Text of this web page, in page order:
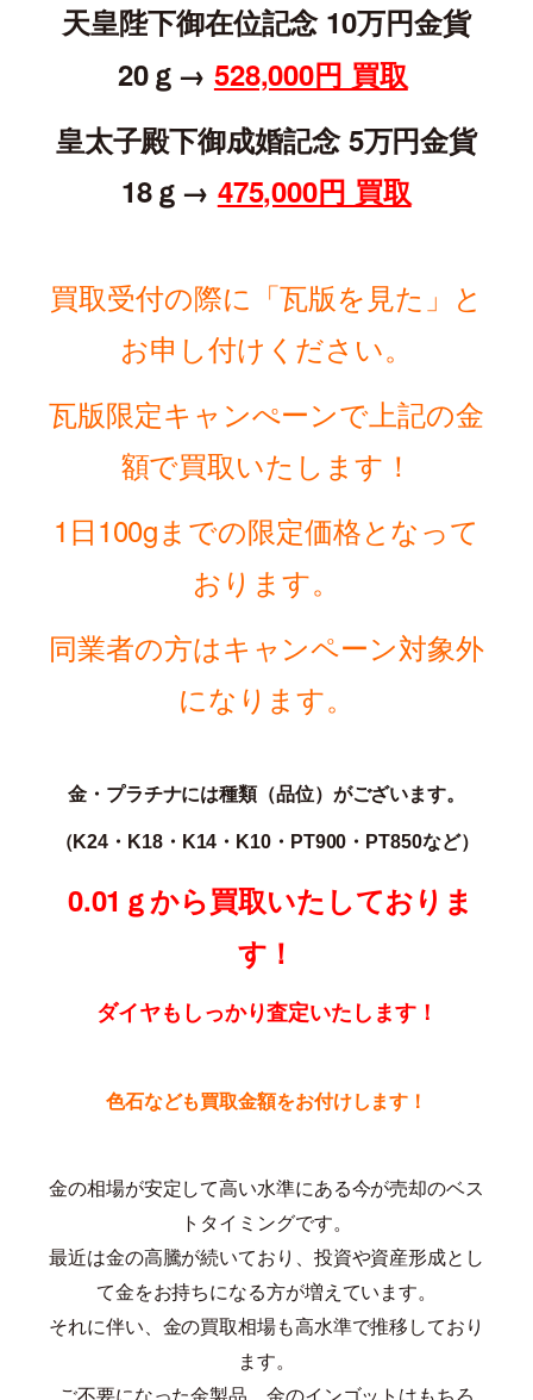
天皇陛下御在位記念 10万円金貨
20ｇ→ 528,000円 買取
皇太子殿下御成婚記念 5万円金貨
18ｇ→ 475,000円 買取
買取受付の際に「瓦版を見た」と
お申し付けください。
瓦版限定キャンぺーンで上記の金
額で買取いたします！
1日100gまでの限定価格となって
おります。
同業者の方はキャンペーン対象外
になります。
金・プラチナには種類（品位）がございます。
（K24・K18・K14・K10・PT900・PT850など）
0.01ｇから買取いたしておりま
す！
ダイヤもしっかり査定いたします！
色石なども買取金額をお付けします！
金の相場が安定して高い水準にある今が売却のベス
トタイミングです。
最近は金の高騰が続いており、投資や資産形成とし
て金をお持ちになる方が増えています。
それに伴い、金の買取相場も高水準で推移しており
ます。